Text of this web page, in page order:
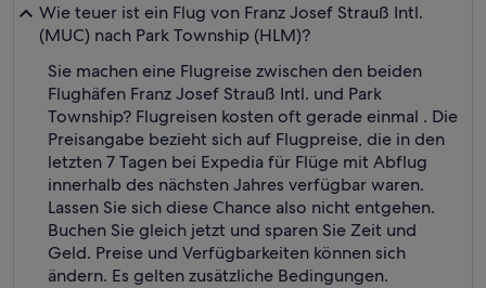
Wie teuer ist ein Flug von Franz Josef Strauß Intl.
(MUC) nach Park Township (HLM)?
Sie machen eine Flugreise zwischen den beiden
Flughäfen Franz Josef Strauß Intl. und Park
Township? Flugreisen kosten oft gerade einmal . Die
Preisangabe bezieht sich auf Flugpreise, die in den
letzten 7 Tagen bei Expedia für Flüge mit Abflug
innerhalb des nächsten Jahres verfügbar waren.
Lassen Sie sich diese Chance also nicht entgehen.
Buchen Sie gleich jetzt und sparen Sie Zeit und
Geld. Preise und Verfügbarkeiten können sich
ändern. Es gelten zusätzliche Bedingungen.